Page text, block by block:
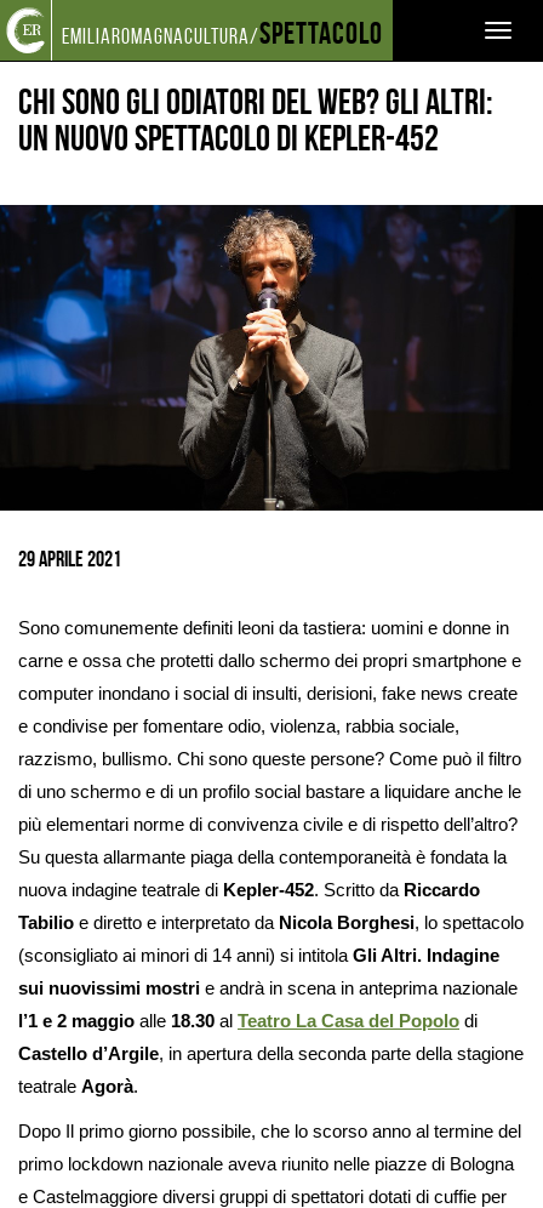
Torna
alla
home
Cerca
nel
sito
Salta
ai
contenuti
Salta
al
menu
emiliaromagnacultura/Spettacolo
EVENTI E NEWS
NOTIZIE
CHI SONO GLI ODIATORI DEL WEB? GLI ALTRI: UN NUOVO SPETTACOLO DI KEPLER-452
Chi sono gli odiatori del web? Gli Altri:
un nuovo spettacolo di Kepler-452
29 aprile 2021
Sono comunemente definiti leoni da tastiera: uomini e donne in
carne e ossa che protetti dallo schermo dei propri smartphone e
computer inondano i social di insulti, derisioni, fake news create
e condivise per fomentare odio, violenza, rabbia sociale,
razzismo, bullismo. Chi sono queste persone? Come può il filtro
di uno schermo e di un profilo social bastare a liquidare anche le
più elementari norme di convivenza civile e di rispetto dell’altro?
Su questa allarmante piaga della contemporaneità è fondata la
nuova indagine teatrale di Kepler-452. Scritto da Riccardo
Tabilio e diretto e interpretato da Nicola Borghesi, lo spettacolo
(sconsigliato ai minori di 14 anni) si intitola Gli Altri. Indagine
sui nuovissimi mostri e andrà in scena in anteprima nazionale
l’1 e 2 maggio alle 18.30 al Teatro La Casa del Popolo di
Castello d’Argile, in apertura della seconda parte della stagione
teatrale Agorà.
Dopo Il primo giorno possibile, che lo scorso anno al termine del
primo lockdown nazionale aveva riunito nelle piazze di Bologna
e Castelmaggiore diversi gruppi di spettatori dotati di cuffie per